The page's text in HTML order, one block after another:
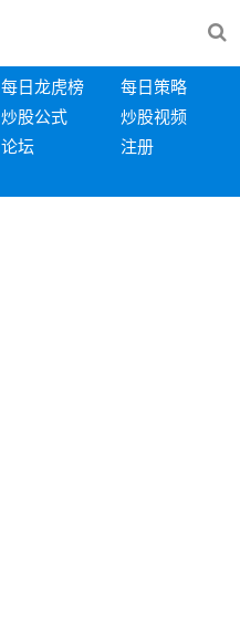
每日龙虎榜
每日策略
炒股公式
炒股视频
论坛
注册